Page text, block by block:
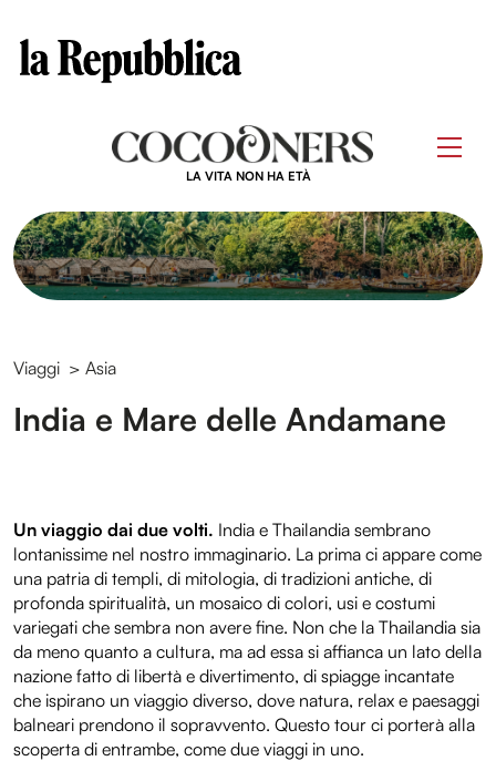
LA VITA NON HA ETÀ
Viaggi > Asia
India e Mare delle Andamane
Un viaggio dai due volti. India e Thailandia sembrano
lontanissime nel nostro immaginario. La prima ci appare come
una patria di templi, di mitologia, di tradizioni antiche, di
profonda spiritualità, un mosaico di colori, usi e costumi
variegati che sembra non avere fine. Non che la Thailandia sia
da meno quanto a cultura, ma ad essa si affianca un lato della
nazione fatto di libertà e divertimento, di spiagge incantate
che ispirano un viaggio diverso, dove natura, relax e paesaggi
balneari prendono il sopravvento. Questo tour ci porterà alla
scoperta di entrambe, come due viaggi in uno.